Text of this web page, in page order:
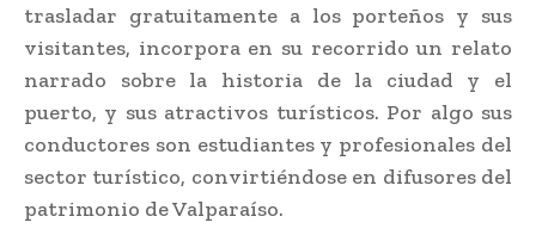
trasladar gratuitamente a los porteños y sus
visitantes, incorpora en su recorrido un relato
narrado sobre la historia de la ciudad y el
puerto, y sus atractivos turísticos. Por algo sus
conductores son estudiantes y profesionales del
sector turístico, convirtiéndose en difusores del
patrimonio de Valparaíso.